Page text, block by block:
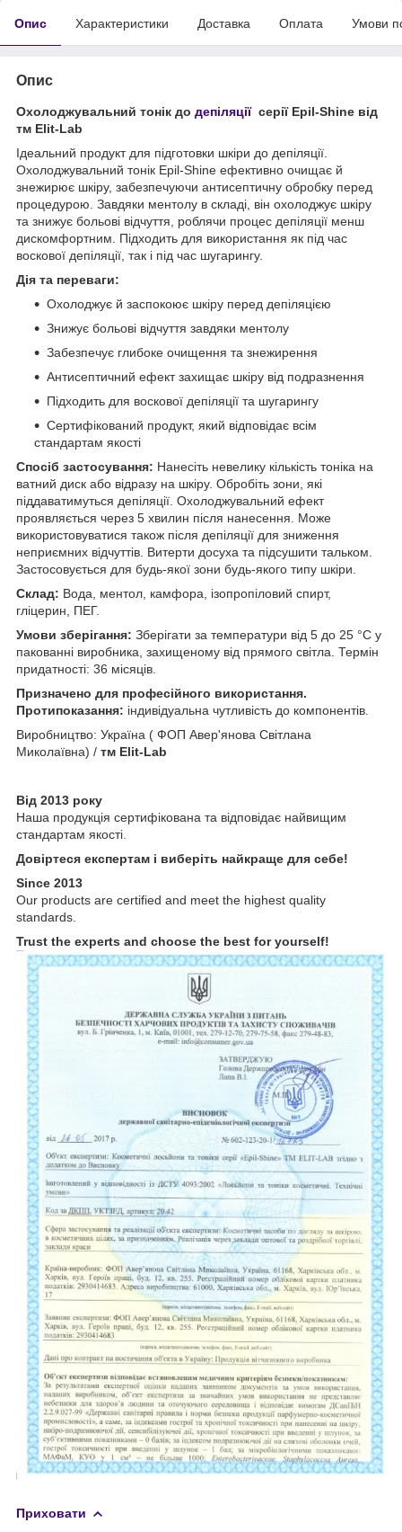
Опис Характеристики Доставка Оплата Умови
Опис
Охолоджувальний тонік до депіляціїсерії Epil-Shine від
тм Elit-Lab
Ідеальний продукт для підготовки шкіри до депіляції.
Охолоджувальний тонік Epil-Shine ефективно очищає й
знежирює шкіру, забезпечуючи антисептичну обробку перед
процедурою. Завдяки ментолу в складі, він охолоджує шкіру
та знижує больові відчуття, роблячи процес депіляції менш
дискомфортним. Підходить для використання як під час
воскової депіляції, так і під час шугарингу.
Дія та переваги:
Охолоджує й заспокоює шкіру перед депіляцією
Знижує больові відчуття завдяки ментолу
Забезпечує глибоке очищення та знежирення
Антисептичний ефект захищає шкіру від подразнення
Підходить для воскової депіляції та шугарингу
Сертифікований продукт, який відповідає всім
стандартам якості
Спосіб застосування: Нанесіть невелику кількість тоніка на
ватний диск або відразу на шкіру. Обробіть зони, які
піддаватимуться депіляції. Охолоджувальний ефект
проявляється через 5 хвилин після нанесення. Може
використовуватися також після депіляції для зниження
неприємних відчуттів. Витерти досуха та підсушити тальком.
Застосовується для будь-якої зони будь-якого типу шкіри.
Склад: Вода, ментол, камфора, ізопропіловий спирт,
гліцерин, ПЕГ.
Умови зберігання: Зберігати за температури від 5 до 25 °C у
пакованні виробника, захищеному від прямого світла. Термін
придатності: 36 місяців.
Призначено для професійного використання.
Протипоказання: індивідуальна чутливість до компонентів.
Виробництво: Україна ( ФОП Авер'янова Світлана
Миколаївна) / тм Elit-Lab
Від 2013 року
Наша продукція сертифікована та відповідає найвищим
стандартам якості.
Довіртеся експертам і виберіть найкраще для себе!
Since 2013
Our products are certified and meet the highest quality
standards.
Trust the experts and choose the best for yourself!
Приховати